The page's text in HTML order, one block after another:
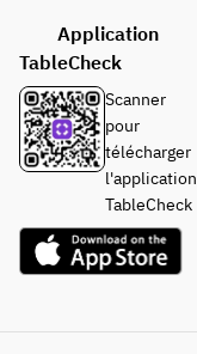
Application
TableCheck
Scanner
pour
télécharger
l'application
TableCheck